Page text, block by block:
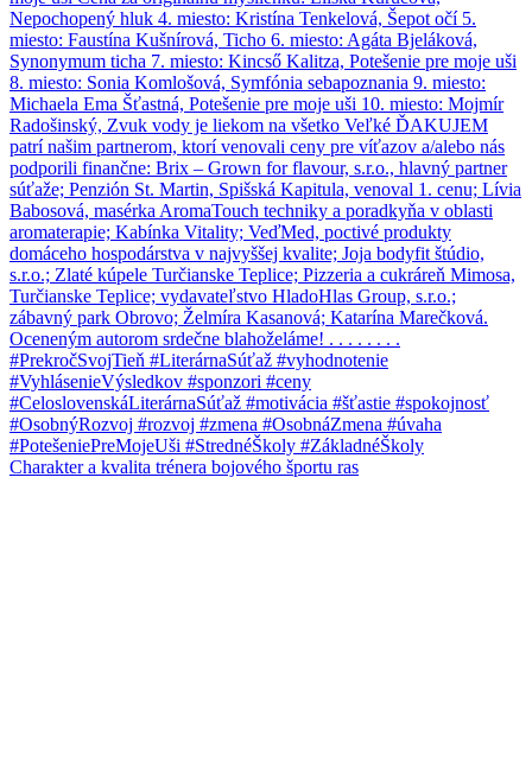
Charakter a kvalita trénera bojového športu ras